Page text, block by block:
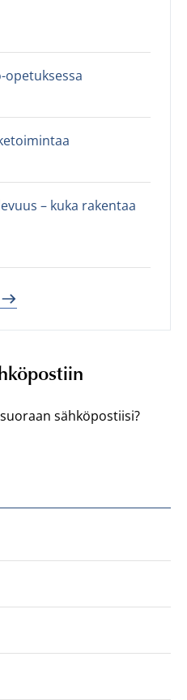
opetuksessa
– kuka rakentaa
sähköpostiisi?